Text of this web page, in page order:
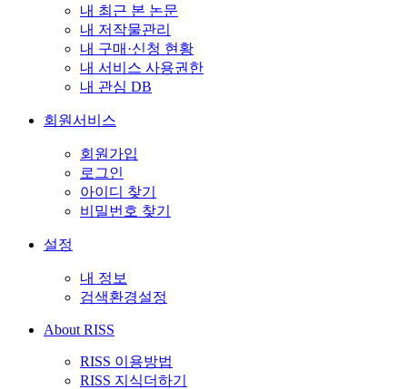
내 최근 본 논문
내 저작물관리
내 구매·신청 현황
내 서비스 사용권한
내 관심 DB
회원서비스
회원가입
로그인
아이디 찾기
비밀번호 찾기
설정
내 정보
검색환경설정
About RISS
RISS 이용방법
RISS 지식더하기